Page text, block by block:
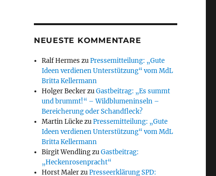
NEUESTE KOMMENTARE
Ralf Hermes zuPressemitteilung: „Gute
Ideen verdienen Unterstützung“ vom MdL
Britta Kellermann
Holger BeckerzuGastbeitrag: „Es summt
und brummt!“ – Wildblumeninseln –
Bereicherung oder Schandfleck?
Martin LückezuPressemitteilung: „Gute
Ideen verdienen Unterstützung“ vom MdL
Britta Kellermann
Birgit WendlingzuGastbeitrag:
„Heckenrosenpracht“
Horst MalerzuPresseerklärung SPD: